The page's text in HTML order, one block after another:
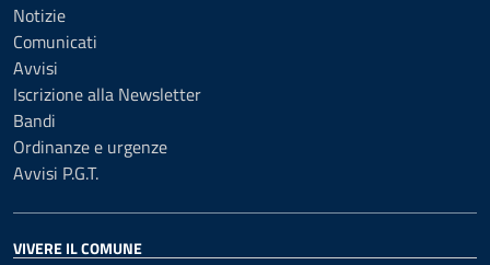
Notizie
Comunicati
Avvisi
Iscrizione alla Newsletter
Bandi
Ordinanze e urgenze
Avvisi P.G.T.
VIVERE IL COMUNE